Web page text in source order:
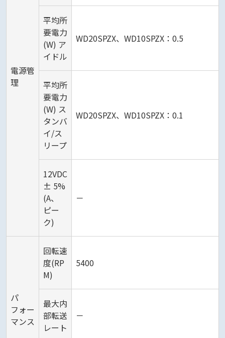
電源管
理
平均所
要電力
(W) ア
イドル
WD20SPZX、WD10SPZX：0.5
平均所
要電力
(W) ス
タンバ
イ/ス
リープ
WD20SPZX、WD10SPZX：0.1
12VDC
± 5%
(A、
ピー
ク)
－
パ
フォー
マンス
回転速
度(RP
M)
5400
最大内
部転送
レート
－